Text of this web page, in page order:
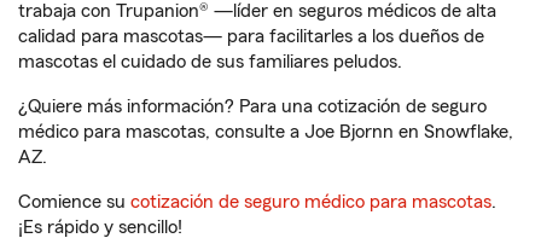
trabaja con Trupanion® —líder en seguros médicos de alta
calidad para mascotas— para facilitarles a los dueños de
mascotas el cuidado de sus familiares peludos.
¿Quiere más información? Para una cotización de seguro
médico para mascotas, consulte a Joe Bjornn en Snowflake,
AZ.
Comience su cotización de seguro médico para mascotas.
¡Es rápido y sencillo!